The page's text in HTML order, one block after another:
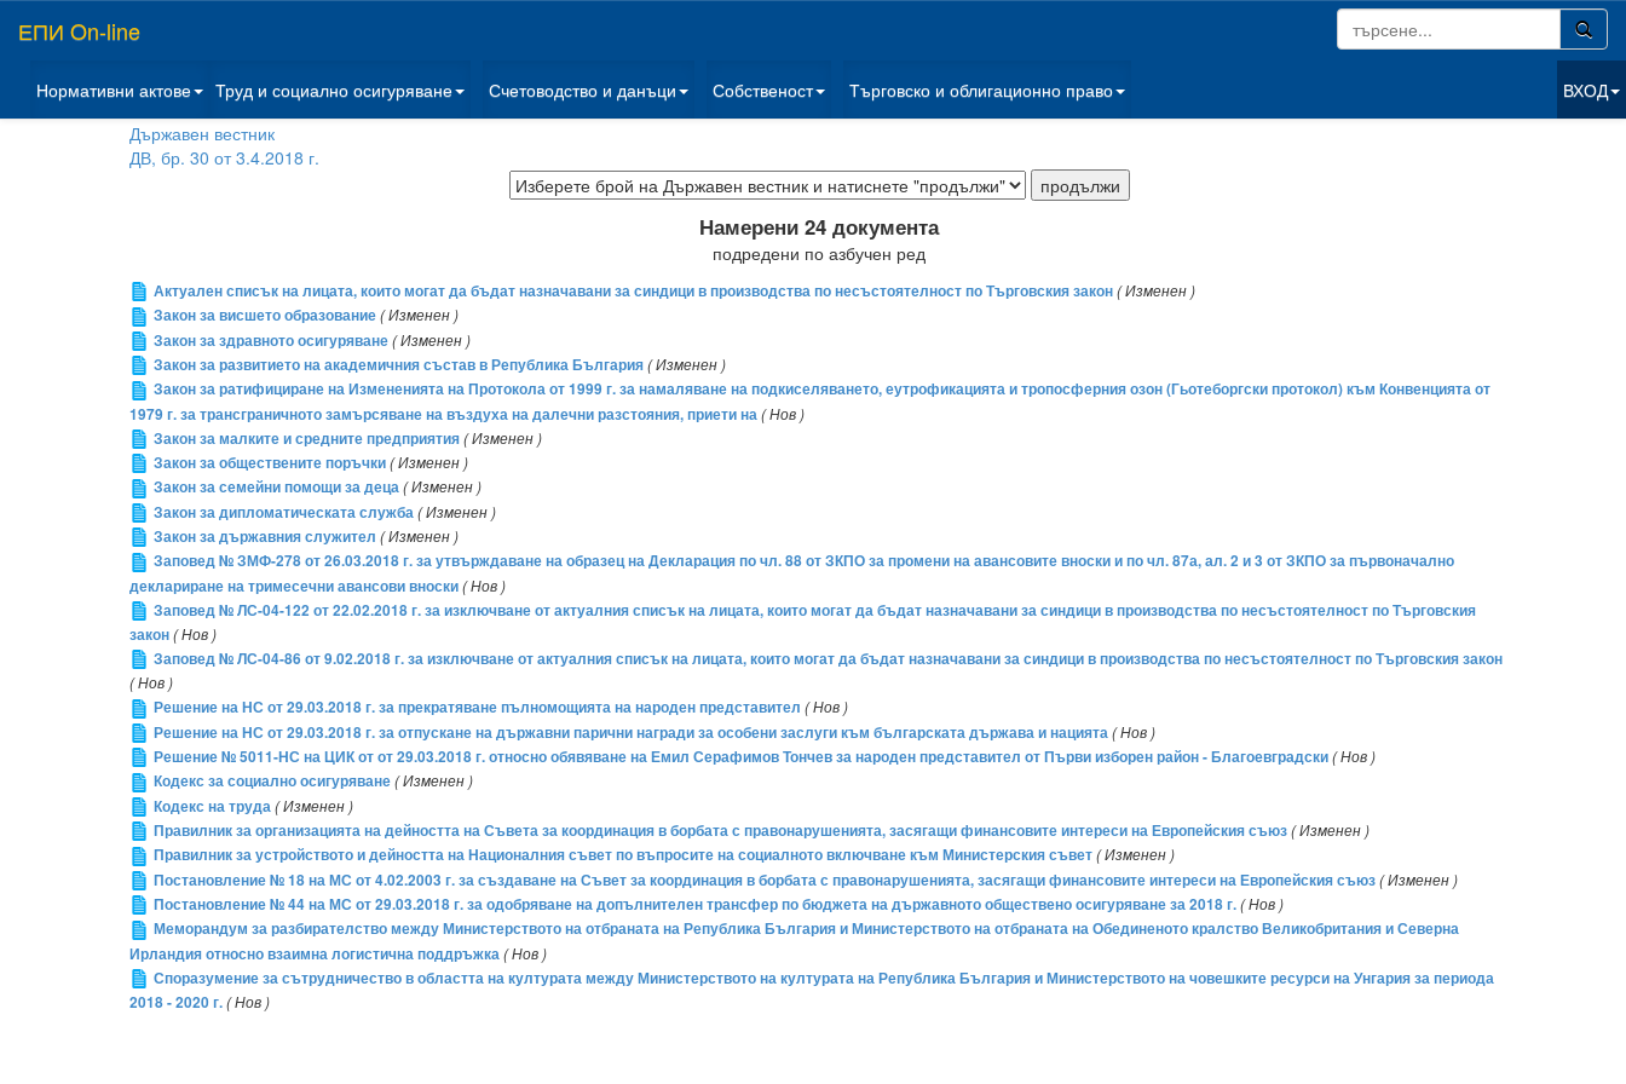
ЕПИ On-line
Нормативни актове Труд и социално осигуряване Счетоводство и данъци Собственост Търговско и облигационно право
ВХОД
Държавен вестник
ДВ, бр. 30 от 3.4.2018 г.
Намерени 24 документа
подредени по азбучен ред
Актуален списък на лицата, които могат да бъдат назначавани за синдици в производства по несъстоятелност по Търговския закон( Изменен )
Закон за висшето образование( Изменен )
Закон за здравното осигуряване( Изменен )
Закон за развитието на академичния състав в Република България( Изменен )
Закон за ратифициране на Измененията на Протокола от 1999 г. за намаляване на подкиселяването, еутрофикацията и тропосферния озон (Гьотеборгски протокол) към Конвенцията от
1979 г. за трансграничното замърсяване на въздуха на далечни разстояния, приети на( Нов )
Закон за малките и средните предприятия( Изменен )
Закон за обществените поръчки( Изменен )
Закон за семейни помощи за деца( Изменен )
Закон за дипломатическата служба( Изменен )
Закон за държавния служител ( Изменен )
Заповед № ЗМФ-278 от 26.03.2018 г. за утвърждаване на образец на Декларация по чл. 88 от ЗКПО за промени на авансовите вноски и по чл. 87а, ал. 2 и 3 от ЗКПО за първоначално
деклариране на тримесечни авансови вноски( Нов )
Заповед № ЛС-04-122 от 22.02.2018 г. за изключване от актуалния списък на лицата, които могат да бъдат назначавани за синдици в производства по несъстоятелност по Търговския
закон( Нов )
Заповед № ЛС-04-86 от 9.02.2018 г. за изключване от актуалния списък на лицата, които могат да бъдат назначавани за синдици в производства по несъстоятелност по Търговския закон
( Нов )
Решение на НС от 29.03.2018 г. за прекратяване пълномощията на народен представител ( Нов )
Решение на НС от 29.03.2018 г. за отпускане на държавни парични награди за особени заслуги към българската държава и нацията( Нов )
Решение № 5011-НС на ЦИК от от 29.03.2018 г. относно обявяване на Емил Серафимов Тончев за народен представител от Първи изборен район - Благоевградски( Нов )
Кодекс за социално осигуряване( Изменен )
Кодекс на труда( Изменен )
Правилник за организацията на дейността на Съвета за координация в борбата с правонарушенията, засягащи финансовите интереси на Европейския съюз( Изменен )
Правилник за устройството и дейността на Националния съвет по въпросите на социалното включване към Министерския съвет( Изменен )
Постановление № 18 на МС от 4.02.2003 г. за създаване на Съвет за координация в борбата с правонарушенията, засягащи финансовите интереси на Европейския съюз( Изменен )
Постановление № 44 на МС от 29.03.2018 г. за одобряване на допълнителен трансфер по бюджета на държавното обществено осигуряване за 2018 г.( Нов )
Меморандум за разбирателство между Министерството на отбраната на Република България и Министерството на отбраната на Обединеното кралство Великобритания и Северна
Ирландия относно взаимна логистична поддръжка( Нов )
Споразумение за сътрудничество в областта на културата между Министерството на културата на Република България и Министерството на човешките ресурси на Унгария за периода
2018 - 2020 г.( Нов )